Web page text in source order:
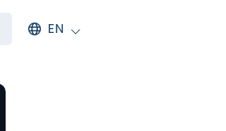
Select an available language
EN